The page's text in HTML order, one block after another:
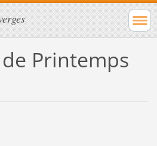
Printemps